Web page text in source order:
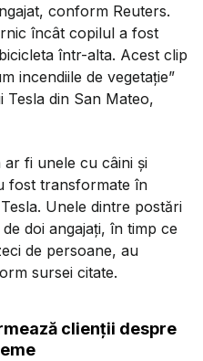
conform Reuters.
încât copilul a fost
într-alta. Acest clip
incendiile de vegetație”
din San Mateo,
ar fi unele cu câini și
fost transformate în
Unele dintre postări
doi angajați, în timp ce
de persoane, au
sursei citate.
clienții despre